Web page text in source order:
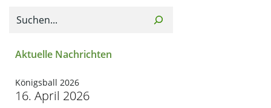
Aktuelle Nachrichten
Königsball 2026
16. April 2026